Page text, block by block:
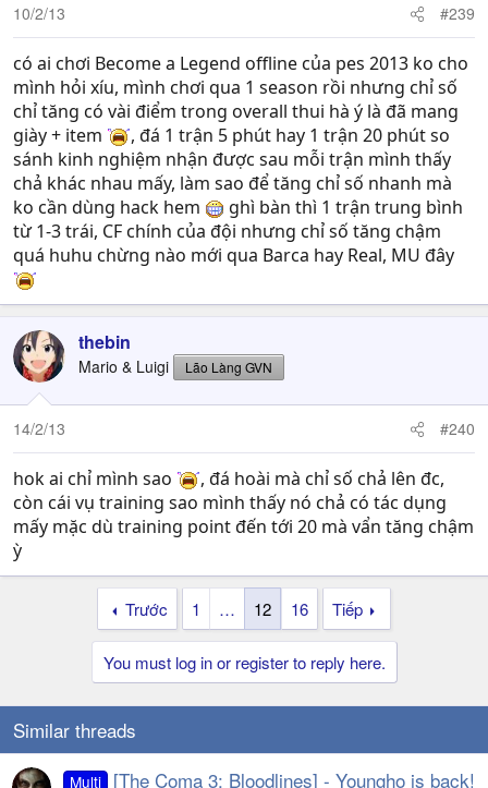
10/2/13 #239
có ai chơi Become a Legend offline của pes 2013 ko cho
mình hỏi xíu, mình chơi qua 1 season rồi nhưng chỉ số
chỉ tăng có vài điểm trong overall thui hà ý là đã mang
giày + item
, đá 1 trận 5 phút hay 1 trận 20 phút so
sánh kinh nghiệm nhận được sau mỗi trận mình thấy
chả khác nhau mấy, làm sao để tăng chỉ số nhanh mà
ko cần dùng hack hem
ghì bàn thì 1 trận trung bình
từ 1-3 trái, CF chính của đội nhưng chỉ số tăng chậm
quá huhu chừng nào mới qua Barca hay Real, MU đây
thebin
Mario & Luigi Lão Làng GVN
14/2/13 #240
hok ai chỉ mình sao
, đá hoài mà chỉ số chả lên đc,
còn cái vụ training sao mình thấy nó chả có tác dụng
mấy mặc dù training point đến tới 20 mà vẩn tăng chậm
ỳ
Trước 1 … 12 16 Tiếp
You must log in or register to reply here.
Similar threads
Multi [The Coma 3: Bloodlines] - Youngho is back!